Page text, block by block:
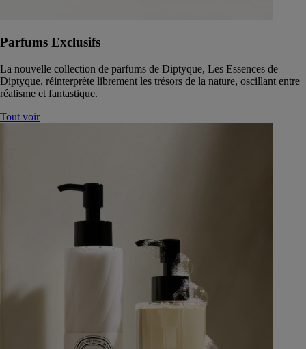
Parfums Exclusifs
La nouvelle collection de parfums de Diptyque, Les Essences de
Diptyque, réinterprète librement les trésors de la nature, oscillant entre
réalisme et fantastique.
Tout voir